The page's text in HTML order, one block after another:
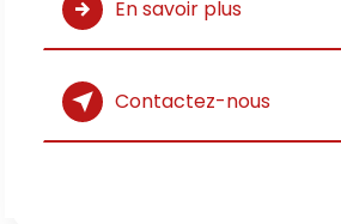
En savoir plus
Contactez-nous